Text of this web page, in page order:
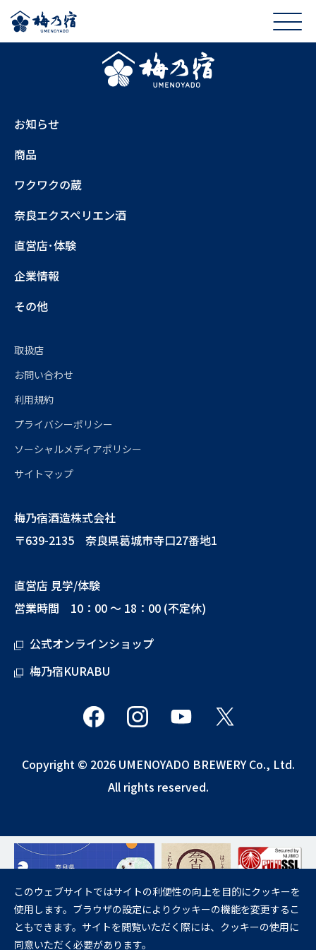
お知らせ
商品
ワクワクの蔵
奈良エクスペリエン酒
直営店･体験
企業情報
その他
取扱店
お問い合わせ
利用規約
プライバシーポリシー
ソーシャルメディアポリシー
サイトマップ
梅乃宿酒造株式会社
〒639-2135 奈良県葛城市寺口27番地1
直営店 見学/体験
営業時間 10：00 ～ 18：00 (不定休)
公式オンラインショップ
梅乃宿KURABU
Copyright © 2026 UMENOYADO BREWERY Co., Ltd.
All rights reserved.
飲酒は20歳になってから。
妊娠中や授乳期の飲酒は、胎児・乳児の発育に悪影響を与えるおそれが
あります。
このウェブサイトではサイトの利便性の向上を目的にクッキーを
使用します。ブラウザの設定によりクッキーの機能を変更するこ
ともできます。サイトを閲覧いただく際には、クッキーの使用に
同意いただく必要があります。